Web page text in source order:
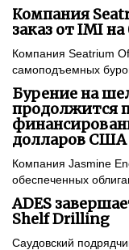
Компания
заказ от IMI
Компания Seatrium
самоподъемных
Бурение на
продолжится
долларов США
Компания Jasmine
обеспеченных
ADES
Shelf Drilling
Саудовский